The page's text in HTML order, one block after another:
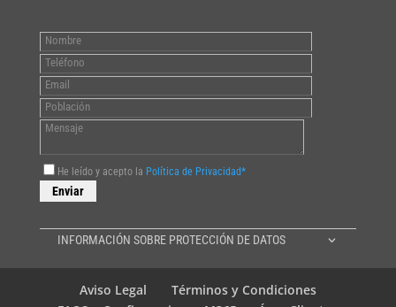
He leído y acepto la Política de Privacidad*
INFORMACIÓN SOBRE PROTECCIÓN DE DATOS
Aviso Legal
Términos y Condiciones